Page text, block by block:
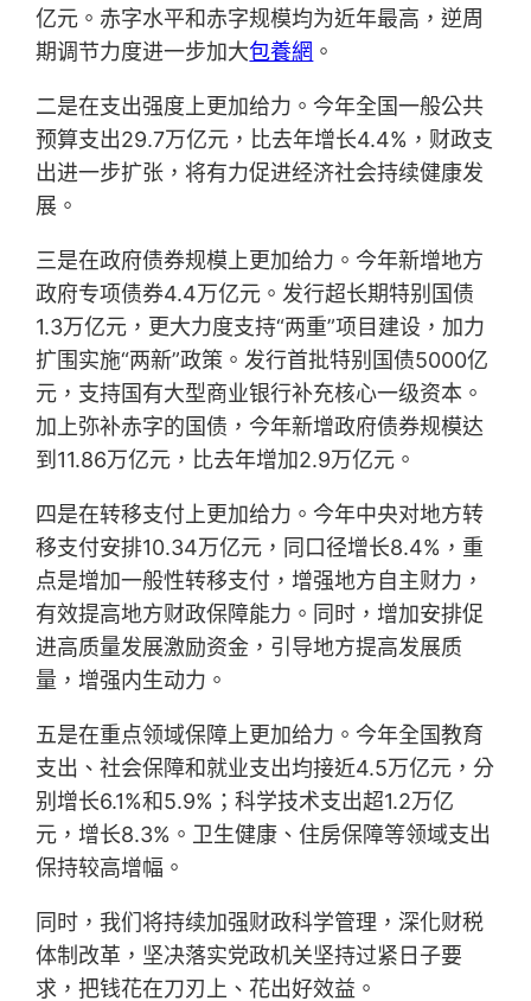
亿元。赤字水平和赤字规模均为近年最高，逆周
期调节力度进一步加大包養網 。
二是在支出强度上更加给力。今年全国一般公共
预算支出29.7万亿元，比去年增长4.4%，财政支
出进一步扩张，将有力促进经济社会持续健康发
展。
三是在政府债券规模上更加给力。今年新增地方
政府专项债券4.4万亿元。发行超长期特别国债
1.3万亿元，更大力度支持“两重”项目建设，加力
扩围实施“两新”政策。发行首批特别国债5000亿
元，支持国有大型商业银行补充核心一级资本。
加上弥补赤字的国债，今年新增政府债券规模达
到11.86万亿元，比去年增加2.9万亿元。
四是在转移支付上更加给力。今年中央对地方转
移支付安排10.34万亿元，同口径增长8.4%，重
点是增加一般性转移支付，增强地方自主财力，
有效提高地方财政保障能力。同时，增加安排促
进高质量发展激励资金，引导地方提高发展质
量，增强内生动力。
五是在重点领域保障上更加给力。今年全国教育
支出、社会保障和就业支出均接近4.5万亿元，分
别增长6.1%和5.9%；科学技术支出超1.2万亿
元，增长8.3%。卫生健康、住房保障等领域支出
保持较高增幅。
同时，我们将持续加强财政科学管理，深化财税
体制改革，坚决落实党政机关坚持过紧日子要
求，把钱花在刀刃上、花出好效益。